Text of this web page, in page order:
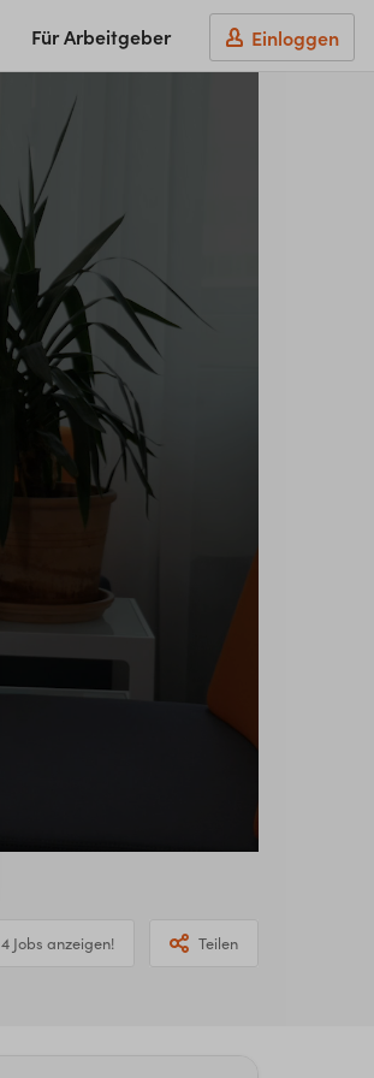
Für Arbeitgeber Einloggen
4 Jobs anzeigen! Teilen